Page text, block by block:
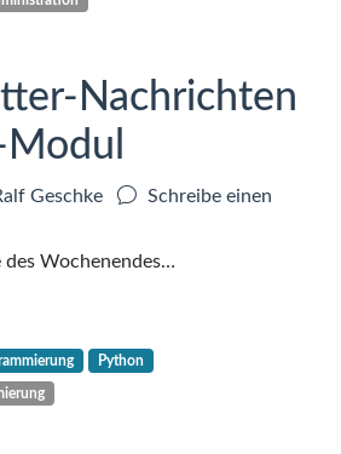
Nachrichten
Geschke
Schreibe einen
des Wochenendes…
Python